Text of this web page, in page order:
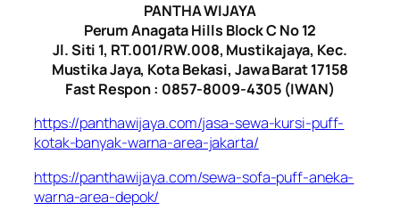
PANTHA WIJAYA
Perum Anagata Hills Block C No 12
Jl. Siti 1, RT.001/RW.008, Mustikajaya, Kec.
Mustika Jaya, Kota Bekasi, Jawa Barat 17158
Fast Respon : 0857-8009-4305 (IWAN)
https://panthawijaya.com/jasa-sewa-kursi-puff-
kotak-banyak-warna-area-jakarta/
https://panthawijaya.com/sewa-sofa-puff-aneka-
warna-area-depok/